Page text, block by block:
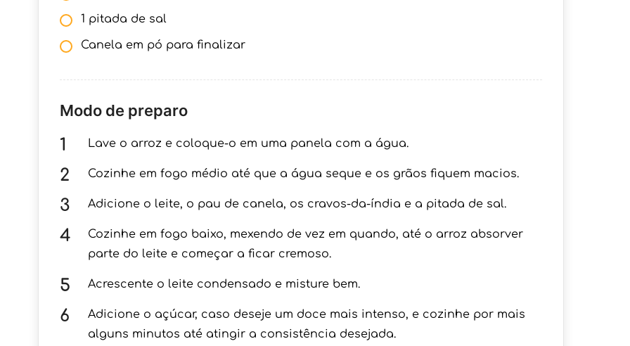
1 pitada de sal
Canela em pó para finalizar
Modo de preparo
Lave o arroz e coloque-o em uma panela com a água.
Cozinhe em fogo médio até que a água seque e os grãos fiquem macios.
Adicione o leite, o pau de canela, os cravos-da-índia e a pitada de sal.
Cozinhe em fogo baixo, mexendo de vez em quando, até o arroz absorver
parte do leite e começar a ficar cremoso.
Acrescente o leite condensado e misture bem.
Adicione o açúcar, caso deseje um doce mais intenso, e cozinhe por mais
alguns minutos até atingir a consistência desejada.